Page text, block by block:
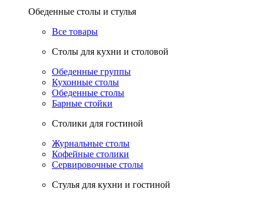
Обеденные столы и стулья
Все товары
Столы для кухни и столовой
Обеденные группы
Кухонные столы
Обеденные столы
Барные стойки
Столики для гостиной
Журнальные столы
Кофейные столики
Сервировочные столы
Стулья для кухни и гостиной